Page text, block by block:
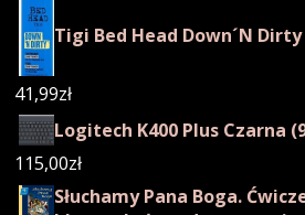
Tigi Bed Head Down´N
41,99zł
Logitech K400 Plus Czarna
115,00zł
Słuchamy Pana Boga.